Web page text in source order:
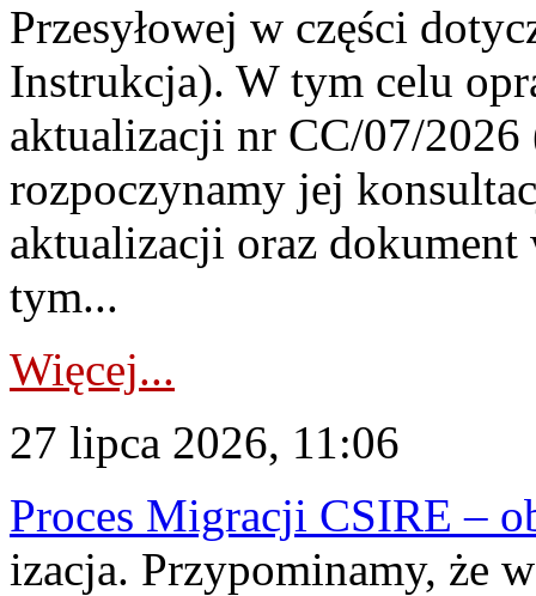
Przesyłowej w części
Instrukcja). W tym celu
aktualizacji nr CC/07/
rozpoczynamy jej
aktualizacji oraz
tym...
Więcej...
27 lipca 2026, 11:06
Proces Migracji CSIRE –
izacja. Przypominamy, że